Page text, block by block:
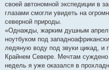
л
е
н
я
своей автономной экспедиции в
глазами смогли увидеть на
северной природы.
«Однажды, жарким душным
ноутбуком под
ледяную воду под звуки цикад, и
Крайнем Севере. Мечтам суждено
недель я уже оказался в